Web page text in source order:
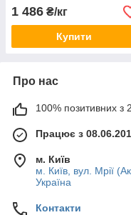
1 486 ₴/кг
Купити
Про нас
100% позитивних з
Працює з
м. Київ
м. Київ, вул. Мрії
Україна
Контакти